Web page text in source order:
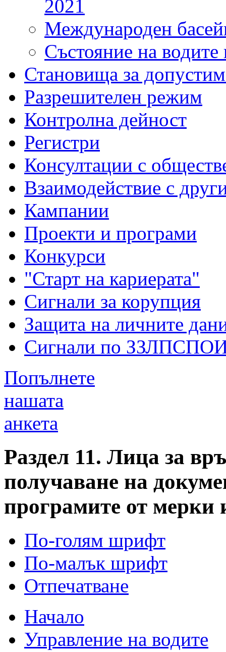
2021
Международен
Състояние на водите
Становища за
Разрешителен режим
Контролна дейност
Регистри
Консултации с
Взаимодействие с
Кампании
Проекти и програми
Конкурси
"Старт на кариерата"
Сигнали за корупция
Защита на личните
Сигнали по
Попълнете
нашата
анкета
Раздел 11. Лица за
получаване на
програмите от мерки
По-голям шрифт
По-малък шрифт
Отпечатване
Начало
Управление на водите